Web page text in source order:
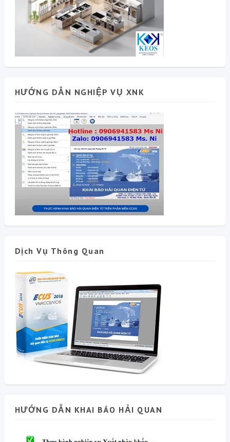
HƯỚNG DẪN NGHIỆP VỤ XNK
Dịch Vụ Thông Quan
HƯỚNG DẪN KHAI BÁO HẢI QUAN